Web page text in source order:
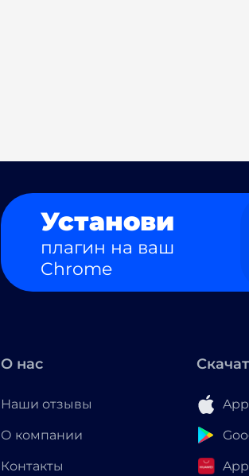
Установи
плагин на ваш
Chrome
О нас
Наши отзывы
О компании
Контакты